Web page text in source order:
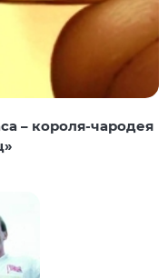
– короля-чародея